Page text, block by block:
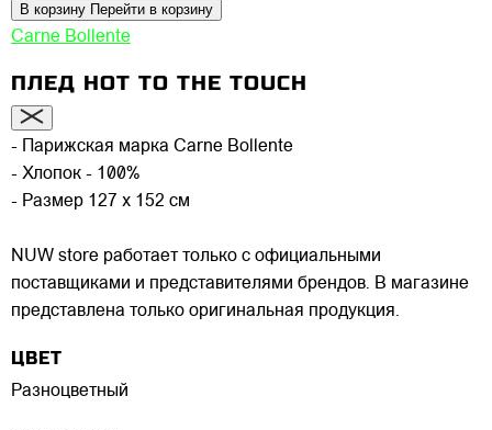
В корзину Перейти в корзину
Carne Bollente
ПЛЕД HOT TO THE TOUCH
- Парижская марка Carne Bollente
- Хлопок - 100%
- Размер 127 х 152 см
NUW store работает только с официальными
поставщиками и представителями брендов. В магазине
представлена только оригинальная продукция.
ЦВЕТ
Разноцветный